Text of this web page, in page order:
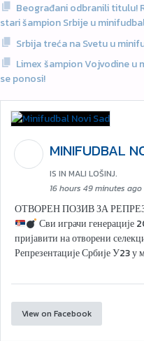
Beograđani odbranili titulu!
stari šampion Srbije u
Srbija treća na Svetu u
Limex šampion Vojvodine u
se ponosi!
MINIFUDBAL
IS IN MALI LOŠINJ.
16 hours 49 minutes ago
ОТВОРЕН ПОЗИВ ЗА
Сви играчи генерације
пријавити на отворени
Репрезентације Србије У23 у
View on Facebook